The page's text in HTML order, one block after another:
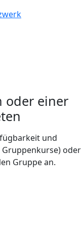
oder einer
und
oder
Gruppe an.